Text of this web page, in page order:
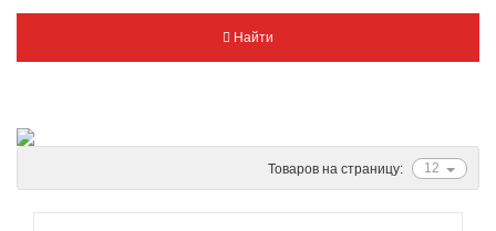
Nankang
Pirelli
Найти
12
Товаров на страницу: